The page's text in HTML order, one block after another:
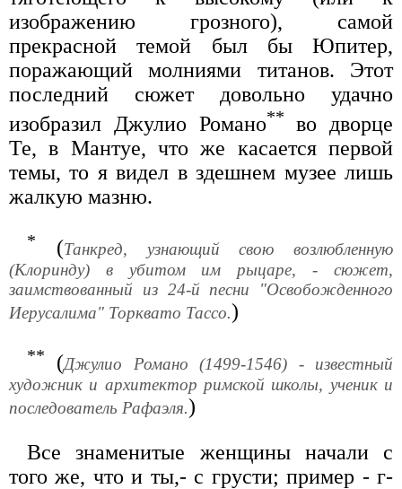
изображению грозного), самой
прекрасной темой был бы Юпитер,
поражающий молниями титанов. Этот
последний сюжет довольно удачно
изобразил Джулио Романо**
во дворце
Те, в Мантуе, что же касается первой
темы, то я видел в здешнем музее лишь
жалкую мазню.
* (Танкред, узнающий свою возлюбленную
(Клоринду) в убитом им рыцаре, - сюжет,
заимствованный из 24-й песни "Освобожденного
Иерусалима" Торквато Тассо.)
** (Джулио Романо (1499-1546) - известный
художник и архитектор римской школы, ученик и
последователь Рафаэля.)
Все знаменитые женщины начали с
того же, что и ты,- с грусти; пример - г-